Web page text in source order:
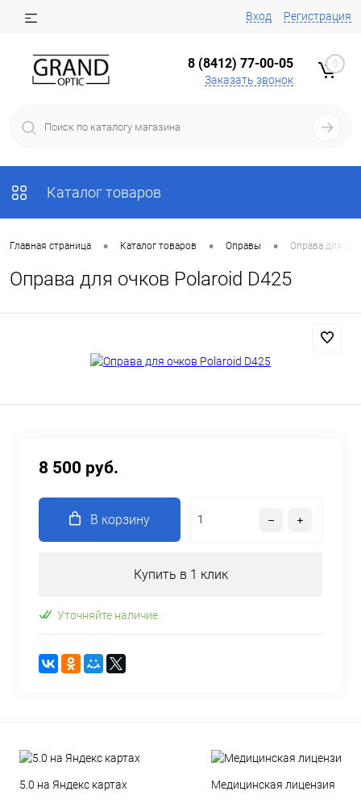
Вход Регистрация
8 (8412) 77-00-05
Заказать звонок
0
Каталог товаров
Главная страница • Каталог товаров • Оправы • Оправа для
Оправа для очков Polaroid D425
8 500 руб.
В корзину
Купить в 1 клик
Уточняйте наличие
5.0 на Яндекс картах Медицинская лицензия